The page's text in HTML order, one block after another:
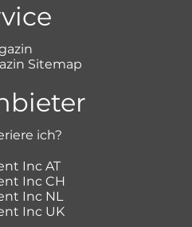
Sitemap
ich?
Inc AT
Inc CH
Inc NL
Inc UK